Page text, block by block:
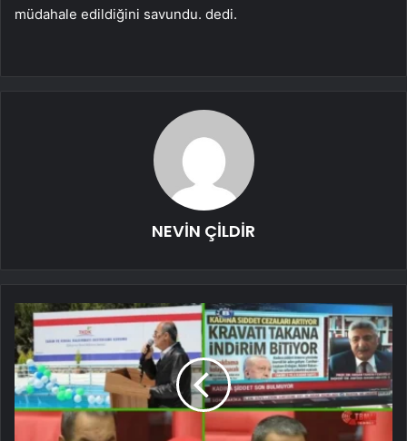
müdahale edildiğini savundu. dedi.
NEVİN ÇİLDİR